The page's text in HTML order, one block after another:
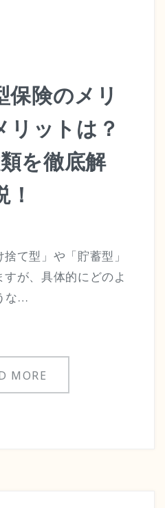
保険のメリ
リットは？
を徹底解
！
て型」や「貯蓄型」
が、具体的にどのよ
な…
MORE